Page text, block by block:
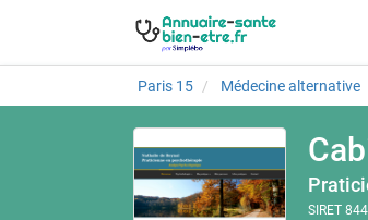
Paris 15 Médecine alternative
SIRET